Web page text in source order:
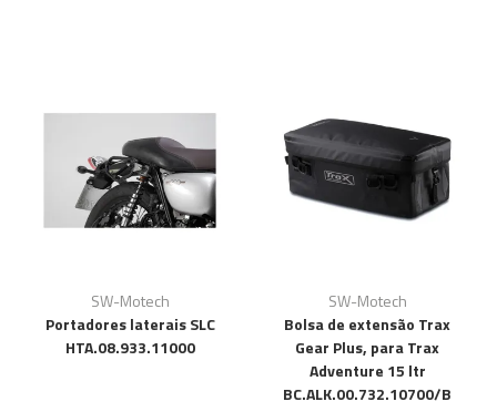
SW-Motech
Portadores laterais SLC
HTA.08.933.11000
SW-Motech
Bolsa de extensão Trax
Gear Plus, para Trax
Adventure 15 ltr
BC.ALK.00.732.10700/B